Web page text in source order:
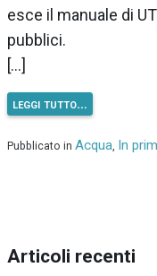
esce il manuale di
pubblici.
[…]
leggi tutto…
Pubblicato in Acqua, In
Articoli recenti